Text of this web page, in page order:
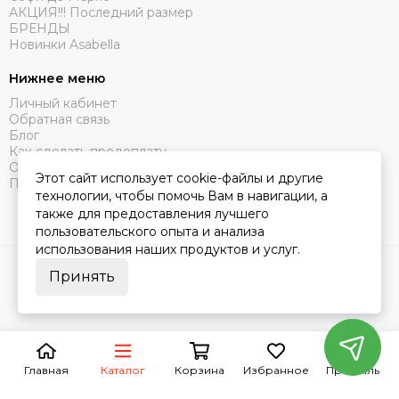
Побалуйте себя шелковой нежностью, купив элитную
вложение в ваше самочувствие и стиль!
АКЦИЯ!!! Последний размер
БРЕНДЫ
Новинки Asabella
Нижнее меню
Личный кабинет
Обратная связь
Блог
Как сделать предоплату
Оферта
Политика конфиденциальности
2026 © Царство Сна.
Главная Каталог Корзина Избранное Профиль
Этот сайт использует cookie-файлы и другие
технологии, чтобы помочь Вам в навигации, а
также для предоставления лучшего
пользовательского опыта и анализа
использования наших продуктов и услуг.
Принять